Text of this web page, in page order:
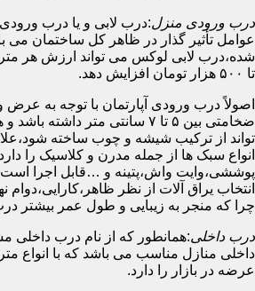
درب ورودی منزل:درب لابی و یا درب
عوامل تأثیر گذار در ظاهر کل ساختمان می
تا ۵۰۰ هزار تومان افزایش دهد.
اصولاً درب ورودی آپارتمان با توجه به عرض
ضخامتی بین ۵ تا ۷ سانتی متر
تواند از ترکیب شیشه و چوب ساخته
انواع سبک ها از جمله مدرن و کلاسیک را
پوششی،وایت واش،پتینه و …قابل اجرا
انتخاب یراق آلات از نظر
چرا که منجر به زیبایی و طول عمر بیشتر
درب داخلی:همانطور که از نام درب
داخلی منازل مناسب می باشد که با انواع
عرضه در بازار را دارد.